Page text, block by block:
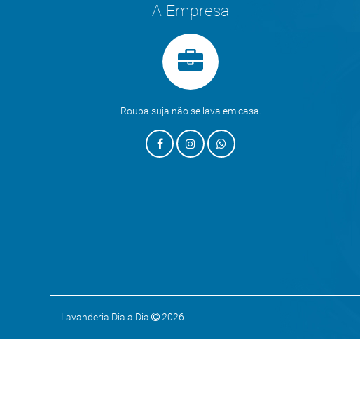
A Empresa
Roupa suja não se lava em casa.
Lavanderia Dia a Dia 2026